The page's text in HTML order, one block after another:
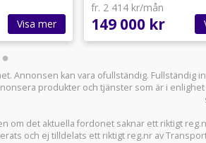
Visa mer
fr. 2 414 kr/mån
149 000 kr
Annonsen kan vara ofullständig. Fullständig
produkter och tjänster som är i
om det aktuella fordonet saknar ett riktigt
och ej tilldelats ett riktigt reg.nr av